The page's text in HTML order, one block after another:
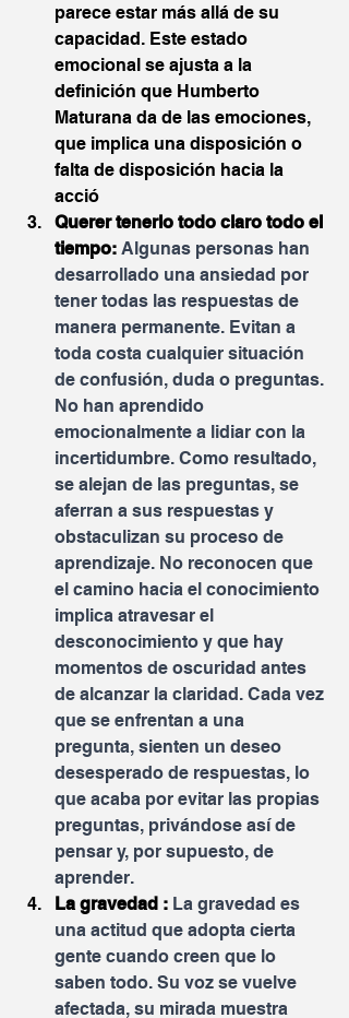
parece estar más allá de su
capacidad. Este estado
emocional se ajusta a la
definición que Humberto
Maturana da de las emociones,
que implica una disposición o
falta de disposición hacia la
acció
Querer tenerlo todo claro todo el
tiempo: Algunas personas han
desarrollado una ansiedad por
tener todas las respuestas de
manera permanente. Evitan a
toda costa cualquier situación
de confusión, duda o preguntas.
No han aprendido
emocionalmente a lidiar con la
incertidumbre. Como resultado,
se alejan de las preguntas, se
aferran a sus respuestas y
obstaculizan su proceso de
aprendizaje. No reconocen que
el camino hacia el conocimiento
implica atravesar el
desconocimiento y que hay
momentos de oscuridad antes
de alcanzar la claridad. Cada vez
que se enfrentan a una
pregunta, sienten un deseo
desesperado de respuestas, lo
que acaba por evitar las propias
preguntas, privándose así de
pensar y, por supuesto, de
aprender.
La gravedad : La gravedad es
una actitud que adopta cierta
gente cuando creen que lo
saben todo. Su voz se vuelve
afectada, su mirada muestra